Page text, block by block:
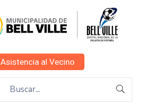
Asistencia al Vecino